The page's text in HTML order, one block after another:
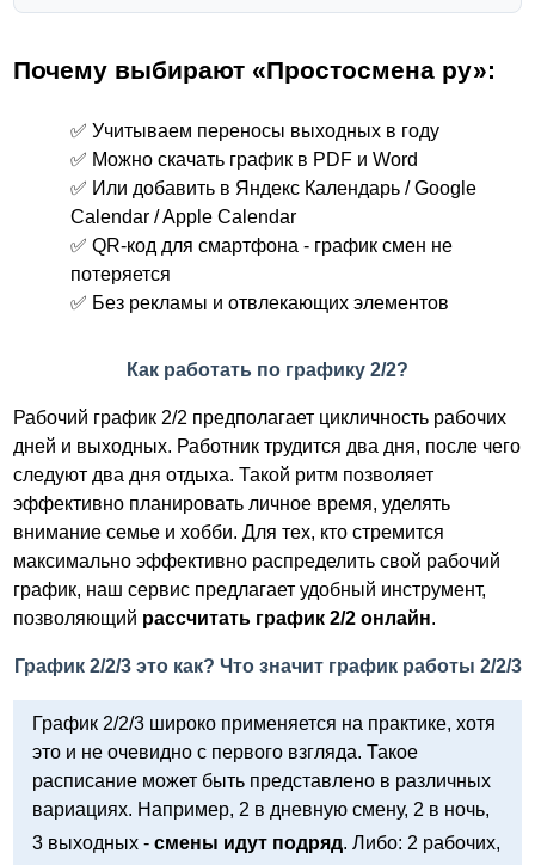
Почему выбирают «Простосмена ру»:
✅ Учитываем переносы выходных в году
✅ Можно скачать график в PDF и Word
✅ Или добавить в Яндекс Календарь / Google
Calendar / Apple Calendar
✅ QR-код для смартфона - график смен не
потеряется
✅ Без рекламы и отвлекающих элементов
Как работать по графику 2/2?
Рабочий график 2/2 предполагает цикличность рабочих
дней и выходных. Работник трудится два дня, после чего
следуют два дня отдыха. Такой ритм позволяет
эффективно планировать личное время, уделять
внимание семье и хобби. Для тех, кто стремится
максимально эффективно распределить свой рабочий
график, наш сервис предлагает удобный инструмент,
позволяющий рассчитать график 2/2 онлайн.
График 2/2/3 это как? Что значит график работы 2/2/3
График 2/2/3 широко применяется на практике, хотя
это и не очевидно с первого взгляда. Такое
расписание может быть представлено в различных
вариациях. Например, 2 в дневную смену, 2 в ночь,
3 выходных -смены идут подряд. Либо: 2 рабочих,